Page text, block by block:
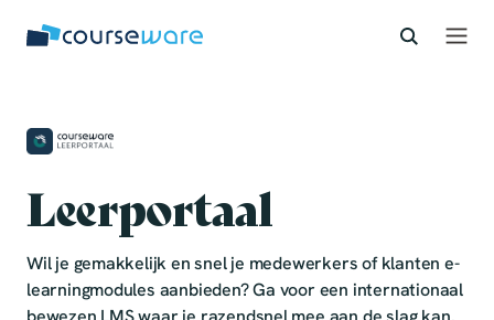
Leerportaal
Wil je gemakkelijk en snel je medewerkers of klanten e-
learningmodules aanbieden? Ga voor een internationaal